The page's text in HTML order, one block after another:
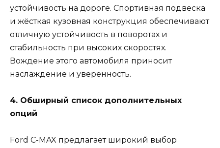
устойчивость на дороге. Спортивная подвеска
и жёсткая кузовная конструкция обеспечивают
отличную устойчивость в поворотах и
стабильность при высоких скоростях.
Вождение этого автомобиля приносит
наслаждение и уверенность.
4. Обширный список дополнительных
опций
Ford C-MAX предлагает широкий выбор